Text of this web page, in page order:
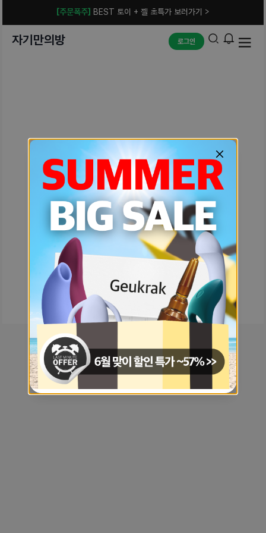
[주문폭주] BEST 토이 + 젤 초특가 보러가기 >
자기만의방 로그인
예상치 못한 에러입니다.